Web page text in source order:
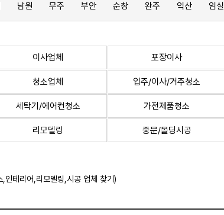
남원 무주 부안 순창 완주 익산 임실
이사업체 포장이사
청소업체 입주/이사/거주청소
세탁기/에어컨청소 가전제품청소
리모델링 중문/몰딩시공
,인테리어,리모델링,시공 업체 찾기)